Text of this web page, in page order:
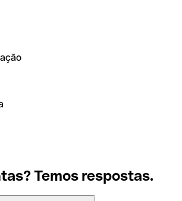
Temos respostas.